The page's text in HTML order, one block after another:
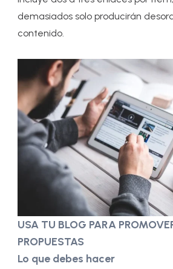
demasiados solo producirán
contenido.
USA TU BLOG PARA
PROPUESTAS
Lo que debes hacer